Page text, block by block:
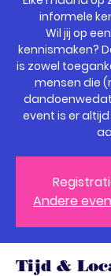
informele
Wil jij op
kennismaken?
is zowel
mensen die
event is er
Andere
Tijd &